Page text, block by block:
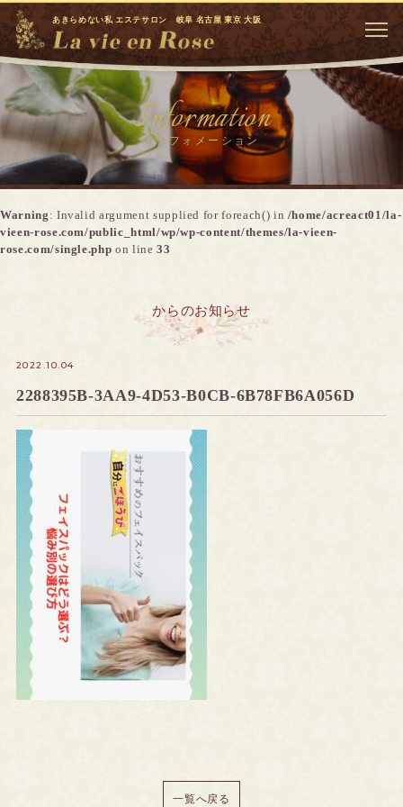
あきらめない私 エステサロン 岐阜 名古屋 東京 大阪
Information
インフォメーション
Warning : Invalid argument supplied for foreach() in /home/acreact01/la-
vieen-rose.com/public_html/wp/wp-content/themes/la-vieen-
rose.com/single.php on line33
からのお知らせ
2022.10.04
2288395B-3AA9-4D53-B0CB-6B78FB6A056D
一覧へ戻る